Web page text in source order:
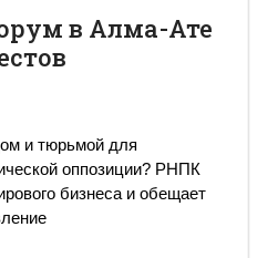
в Алма-Ате
и тюрьмой для
оппозиции? РНПК
бизнеса и обещает